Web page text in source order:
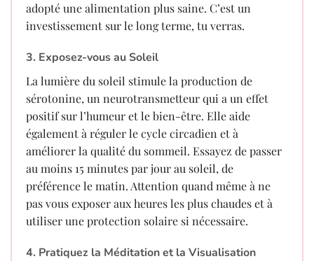
adopté une alimentation plus saine. C’est un
investissement sur le long terme, tu verras.
3. Exposez-vous au Soleil
La lumière du soleil stimule la production de
sérotonine, un neurotransmetteur qui a un effet
positif sur l’humeur et le bien-être. Elle aide
également à réguler le cycle circadien et à
améliorer la qualité du sommeil. Essayez de passer
au moins 15 minutes par jour au soleil, de
préférence le matin. Attention quand même à ne
pas vous exposer aux heures les plus chaudes et à
utiliser une protection solaire si nécessaire.
4. Pratiquez la Méditation et la Visualisation